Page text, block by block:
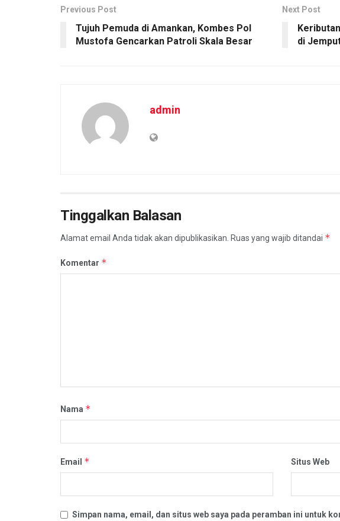
Previous Post
Tujuh Pemuda di Amankan, Kombes Pol
Mustofa Gencarkan Patroli Skala Besar
Next Post
di
admin
Tinggalkan Balasan
Alamat email Anda tidak akan dipublikasikan. Ruas yang wajib ditandai *
Komentar *
Nama *
Email * Situs Web
Simpan nama, email, dan situs web saya pada peramban ini untuk